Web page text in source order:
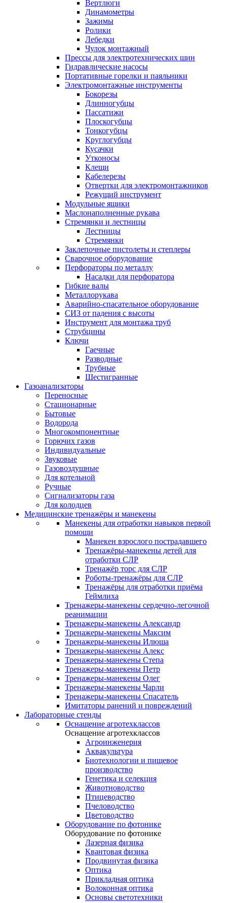
Вертлюги
Динамометры
Зажимы
Ролики
Лебедки
Чулок монтажный
Прессы для электротехнических шин
Гидравлические насосы
Портативные горелки и паяльники
Электромонтажные инструменты
Бокорезы
Длинногубцы
Пассатижи
Плоскогубцы
Тонкогубцы
Круглогубцы
Кусачки
Утконосы
Клещи
Кабелерезы
Отвертки для электромонтажников
Режущий инструмент
Модульные ящики
Маслонаполненные рукава
Стремянки и лестницы
Лестницы
Стремянки
Заклепочные пистолеты и степлеры
Сварочное оборудование
Перфораторы по металлу
Насадки для перфоратора
Гибкие валы
Металлорукава
Аварийно-спасательное оборудование
СИЗ от падения с высоты
Инструмент для монтажа труб
Струбцины
Ключи
Гаечные
Разводные
Трубные
Шестигранные
Газоанализаторы
Переносные
Стационарные
Бытовые
Водорода
Многокомпонентные
Горючих газов
Индивидуальные
Звуковые
Газовоздушные
Для котельной
Ручные
Сигнализаторы газа
Для колодцев
Медицинские тренажёры и манекены
Манекены для отработки навыков первой
помощи
Манекен взрослого пострадавшего
Тренажёры-манекены детей для
отработки СЛР
Тренажёр торс для СЛР
Роботы-тренажёры для СЛР
Тренажёры для отработки приёма
Геймлиха
Тренажеры-манекены сердечно-легочной
реанимации
Тренажеры-манекены Александр
Тренажеры-манекены Максим
Тренажеры-манекены Илюша
Тренажеры-манекены Алекс
Тренажеры-манекены Степа
Тренажеры-манекены Петр
Тренажеры-манекены Олег
Тренажеры-манекены Чарли
Тренажеры-манекены Спасатель
Имитаторы ранений и повреждений
Лабораторные стенды
Оснащение агротехклассов
Оснащение агротехклассов
Агроинженерия
Аквакультура
Биотехнологии и пищевое
производство
Генетика и селекция
Животноводство
Птицеводство
Пчеловодство
Цветоводство
Оборудование по фотонике
Оборудование по фотонике
Лазерная физика
Квантовая физика
Продвинутая физика
Оптика
Прикладная оптика
Волоконная оптика
Основы светотехники